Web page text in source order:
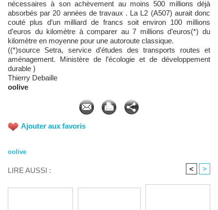
nécessaires à son achèvement au moins 500 millions déjà
absorbés par 20 années de travaux . La L2 (A507) aurait donc
couté plus d’un milliard de francs soit environ 100 millions
d’euros du kilomètre à comparer au 7 millions d’euros(*) du
kilomètre en moyenne pour une autoroute classique.
((*)source Setra, service d’études des transports routes et
aménagement. Ministère de l’écologie et de développement
durable )
Thierry Debaille
oolive
Ajouter aux favoris
oolive
LIRE AUSSI : < >